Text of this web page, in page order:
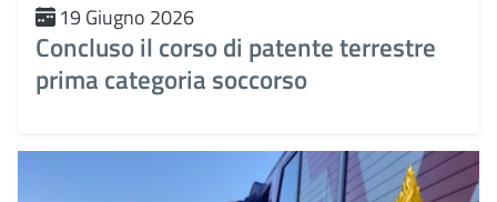
19 Giugno 2026
Concluso il corso di patente terrestre
prima categoria soccorso